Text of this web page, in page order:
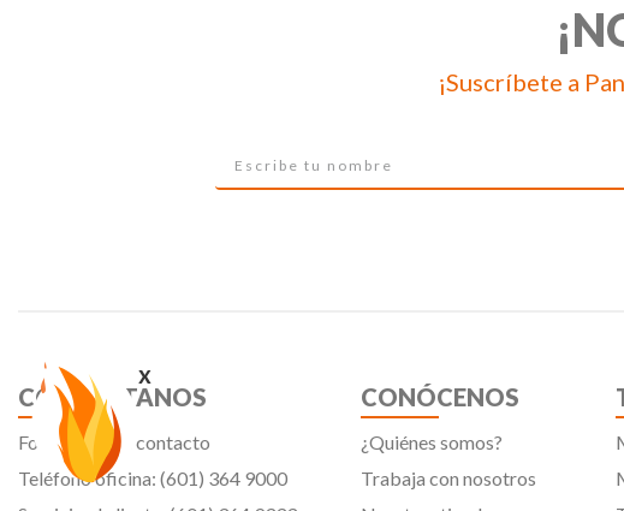
x
¡Suscríbete a
CONTÁCTANOS
Formulario de contacto
Teléfono oficina: (601) 364 9000
CONÓCENOS
¿Quiénes somos?
Trabaja con nosotros